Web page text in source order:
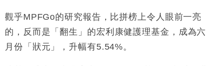
觀乎MPFGo的研究報告，比拼榜上令人眼前一亮
的，反而是「翻生」的宏利康健護理基金，成為六
月份「狀元」，升幅有5.54%。